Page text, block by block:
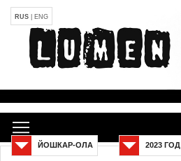
RUS ENG
2023 ГОД
ЙОШКАР-ОЛА